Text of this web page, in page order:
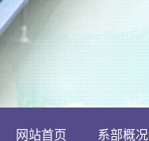
网站首页 系部概况